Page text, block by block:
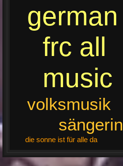
frc all
music
german
volksmusik
sängerin
die sonne ist für alle da